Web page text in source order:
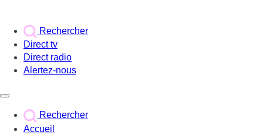
Rechercher
Direct tv
Direct radio
Alertez-nous
Rechercher
Accueil